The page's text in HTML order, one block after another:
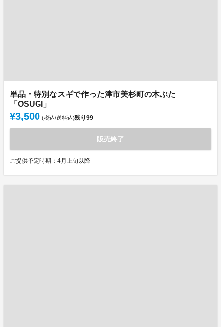
単品・特別なスギで作った津市美杉町の木ぶた
「OSUGI」
¥3,500 (税込/送料込)残り99
販売終了
ご提供予定時期：4月上旬以降